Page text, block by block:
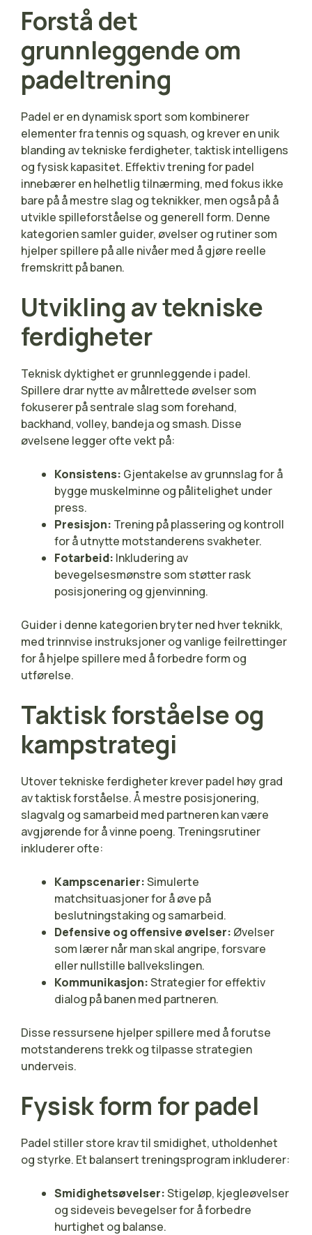
Forstå det
grunnleggende om
padeltrening
Padel er en dynamisk sport som kombinerer
elementer fra tennis og squash, og krever en unik
blanding av tekniske ferdigheter, taktisk intelligens
og fysisk kapasitet. Effektiv trening for padel
innebærer en helhetlig tilnærming, med fokus ikke
bare på å mestre slag og teknikker, men også på å
utvikle spilleforståelse og generell form. Denne
kategorien samler guider, øvelser og rutiner som
hjelper spillere på alle nivåer med å gjøre reelle
fremskritt på banen.
Utvikling av tekniske
ferdigheter
Teknisk dyktighet er grunnleggende i padel.
Spillere drar nytte av målrettede øvelser som
fokuserer på sentrale slag som forehand,
backhand, volley, bandeja og smash. Disse
øvelsene legger ofte vekt på:
Konsistens: Gjentakelse av grunnslag for å
bygge muskelminne og pålitelighet under
press.
Presisjon: Trening på plassering og kontroll
for å utnytte motstanderens svakheter.
Fotarbeid: Inkludering av
bevegelsesmønstre som støtter rask
posisjonering og gjenvinning.
Guider i denne kategorien bryter ned hver teknikk,
med trinnvise instruksjoner og vanlige feilrettinger
for å hjelpe spillere med å forbedre form og
utførelse.
Taktisk forståelse og
kampstrategi
Utover tekniske ferdigheter krever padel høy grad
av taktisk forståelse. Å mestre posisjonering,
slagvalg og samarbeid med partneren kan være
avgjørende for å vinne poeng. Treningsrutiner
inkluderer ofte:
Kampscenarier:Simulerte
matchsituasjoner for å øve på
beslutningstaking og samarbeid.
Defensive og offensive øvelser: Øvelser
som lærer når man skal angripe, forsvare
eller nullstille ballvekslingen.
Kommunikasjon:Strategier for effektiv
dialog på banen med partneren.
Disse ressursene hjelper spillere med å forutse
motstanderens trekk og tilpasse strategien
underveis.
Fysisk form for padel
Padel stiller store krav til smidighet, utholdenhet
og styrke. Et balansert treningsprogram inkluderer:
Smidighetsøvelser:Stigeløp, kjegleøvelser
og sideveis bevegelser for å forbedre
hurtighet og balanse.